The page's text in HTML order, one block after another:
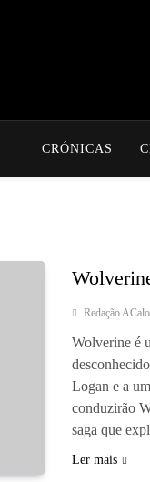
CRÓNICAS
Redação
Wolverine é
Logan e a
conduzirão
saga que
Ler mais